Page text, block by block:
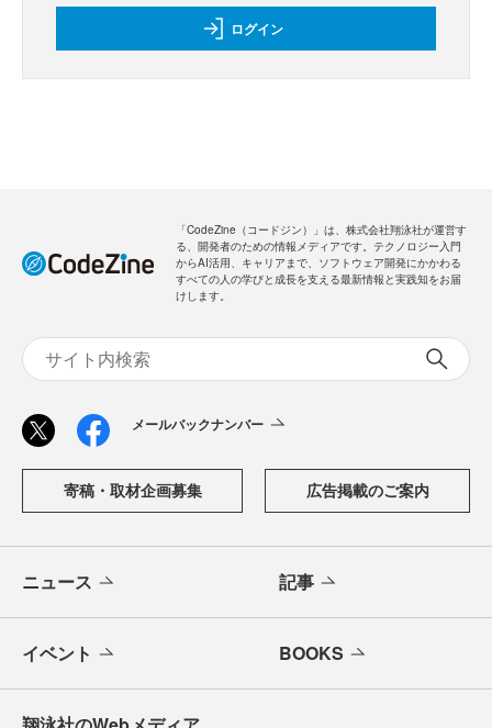
ログイン
「CodeZine（コードジン）」は、株式会社翔泳社が運営す
る、開発者のための情報メディアです。テクノロジー入門
からAI活用、キャリアまで、ソフトウェア開発にかかわる
すべての人の学びと成長を支える最新情報と実践知をお届
けします。
メールバックナンバー
寄稿・取材企画募集 広告掲載のご案内
ニュース 記事
イベント BOOKS